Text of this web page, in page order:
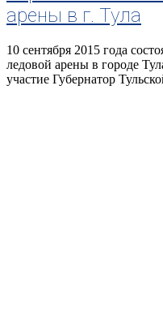
арены в г. Тула
10 сентября 2015 года
ледовой арены в городе
участие Губернатор